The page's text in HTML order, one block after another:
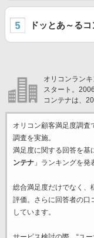
ドッとあ～る
オリコンラン
スタート。
コンテナは、
オリコン顧客満足度調査
調査を実施。
満足度に関する回答を基
ンテナ」ランキングを発
総合満足度だけでなく、
評価。さらに回答者の口
しています。